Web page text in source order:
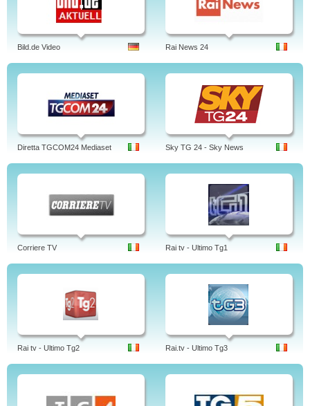
Bild.de Video Rai News 24
Diretta TGCOM24 Mediaset Sky TG 24 - Sky News
Corriere TV Rai tv - Ultimo Tg1
Rai tv - Ultimo Tg2 Rai.tv - Ultimo Tg3